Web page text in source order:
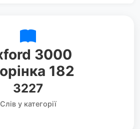
3000
182
3227
Слів у категорії